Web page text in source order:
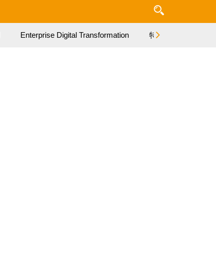
Enterprise Digital Transformation 特集